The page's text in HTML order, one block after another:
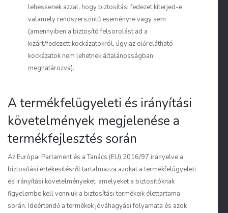
lehessenek azzal, hogy biztosítási fedezet kiterjed-e
valamely rendszerszintű eseményre vagy sem
(amennyiben a biztosító felsorolást ad a
kizárt/fedezett kockázatokról, úgy az előrelátható
kockázatok nem lehetnek általánosságban
meghatározva).
A termékfelügyeleti és irányítási
követelmények megjelenése a
termékfejlesztés során
Az Európai Parlament és a Tanács (EU) 2016/97 irányelve a
biztosítási értékesítésről tartalmazza azokat a termékfelügyeleti
és irányítási követelményeket, amelyeket a biztosítóknak
figyelembe kell venniük a biztosítási termékeik élettartama
során. Ideértendő a termékek jóváhagyási folyamata és azok